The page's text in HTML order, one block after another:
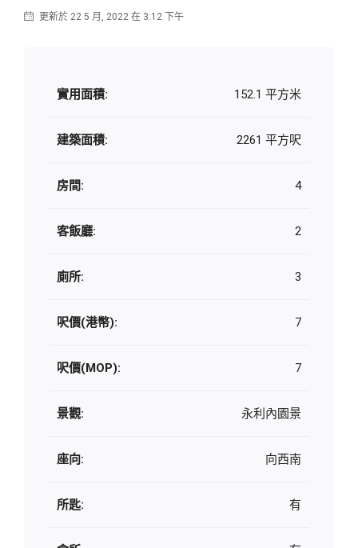
更新於 22 5 月, 2022 在 3:12 下午
實用面積: 152.1 平方米
建築面積: 2261 平方呎
房間: 4
客飯廳: 2
廁所: 3
呎價(港幣): 7
呎價(MOP): 7
景觀: 永利內園景
座向: 向西南
所匙: 有